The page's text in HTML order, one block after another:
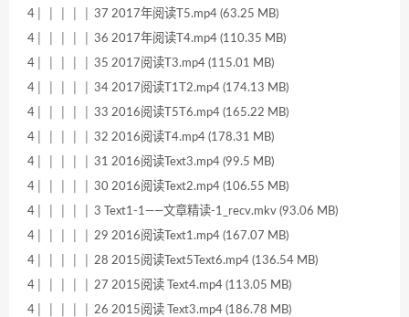
4│ │ │ │ │ 37 2017年阅读T5.mp4 (63.25 MB)
4│ │ │ │ │ 36 2017年阅读T4.mp4 (110.35 MB)
4│ │ │ │ │ 35 2017阅读T3.mp4 (115.01 MB)
4│ │ │ │ │ 34 2017阅读T1T2.mp4 (174.13 MB)
4│ │ │ │ │ 33 2016阅读T5T6.mp4 (165.22 MB)
4│ │ │ │ │ 32 2016阅读T4.mp4 (178.31 MB)
4│ │ │ │ │ 31 2016阅读Text3.mp4 (99.5 MB)
4│ │ │ │ │ 30 2016阅读Text2.mp4 (106.55 MB)
4│ │ │ │ │ 3 Text1-1——文章精读-1_recv.mkv (93.06 MB)
4│ │ │ │ │ 29 2016阅读Text1.mp4 (167.07 MB)
4│ │ │ │ │ 28 2015阅读Text5Text6.mp4 (136.54 MB)
4│ │ │ │ │ 27 2015阅读 Text4.mp4 (113.05 MB)
4│ │ │ │ │ 26 2015阅读 Text3.mp4 (186.78 MB)